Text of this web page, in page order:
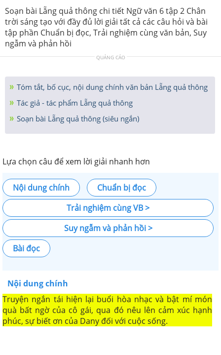
Soạn bài Lẵng quả thông chi tiết Ngữ văn 6 tập 2 Chân
trời sáng tạo với đầy đủ lời giải tất cả các câu hỏi và bài
tập phần Chuẩn bị đọc, Trải nghiệm cùng văn bản, Suy
ngẫm và phản hồi
QUẢNG CÁO
Tóm tắt, bố cục, nội dung chính văn bản Lẵng quả thông
Tác giả - tác phẩm Lẵng quả thông
Soạn bài Lẵng quả thông (siêu ngắn)
Lựa chọn câu để xem lời giải nhanh hơn
Nội dung chính
Chuẩn bị đọc
Trải nghiệm cùng VB >
Suy ngẫm và phản hồi >
Bài đọc
Nội dung chính
Truyện ngắn tái hiện lại buổi hòa nhạc và bật mí món
quà bất ngờ của cô gái, qua đó nêu lên cảm xúc hạnh
phúc, sự biết ơn của Dany đối với cuộc sống.